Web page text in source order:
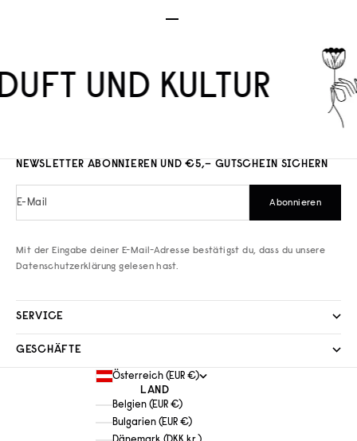
UND KULTUR
NEWSLETTER ABONNIEREN UND €5,– GUTSCHEIN SICHERN
E-Mail Abonnieren
Mit der Eingabe deiner E-Mail-Adresse bestätigst du, dass du unsere
Datenschutzerklärung gelesen hast.
SERVICE
GESCHÄFTE
Österreich (EUR €)
LAND
Belgien (EUR €)
Bulgarien (EUR €)